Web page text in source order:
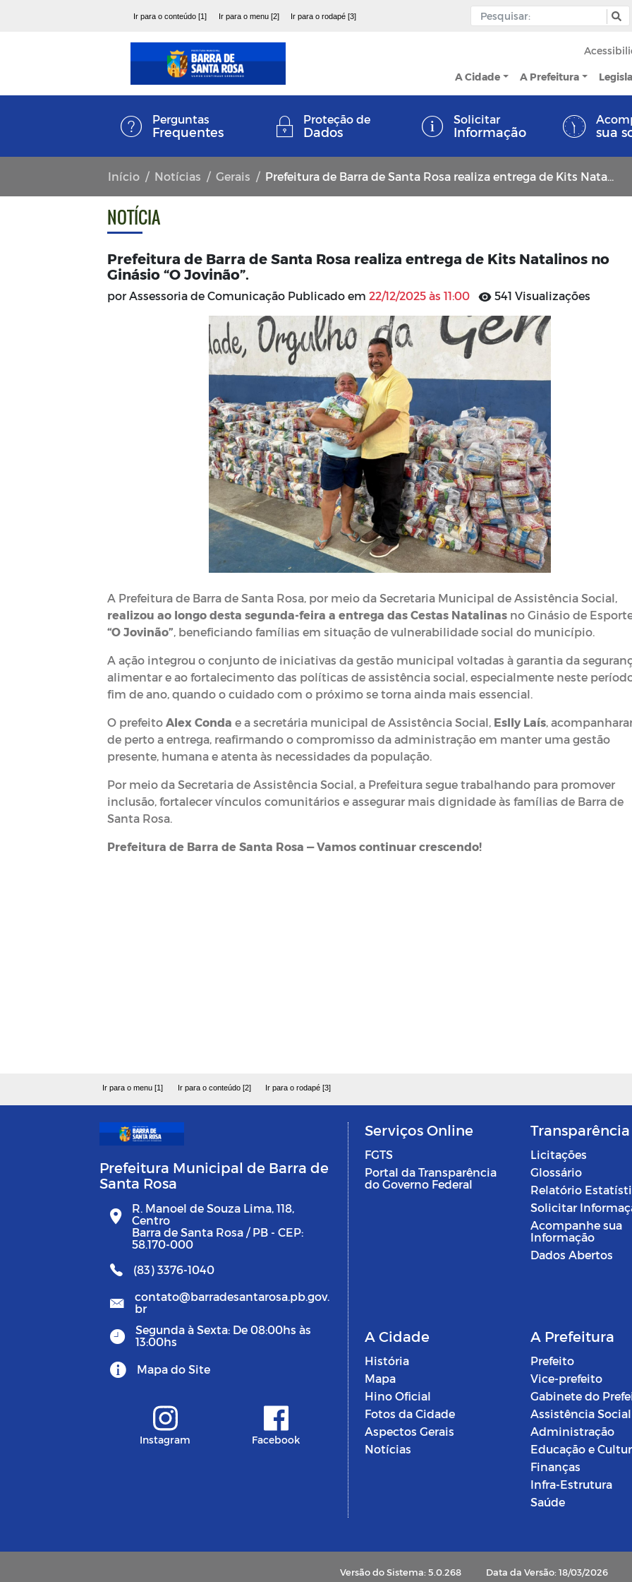
Ir para o conteúdo [1] Ir para o menu [2] Ir para o rodapé [3]
A Cidade A Prefeitura
Perguntas
Frequentes
Proteção de
Dados
Solicitar
Informação sua
Início Notícias Gerais Prefeitura de Barra de Santa Rosa realiza entrega de Kits Natalinos no Ginásio “O Jovinão”.
NOTÍCIA
Prefeitura de Barra de Santa Rosa realiza entrega de Kits Natalinos no
Ginásio “O Jovinão”.
por Assessoria de Comunicação Publicado em 22/12/2025 às 11:00 541 Visualizações
A Prefeitura de Barra de Santa Rosa, por meio da Secretaria Municipal de Assistência Social,
realizou ao longo desta segunda-feira a entrega das Cestas Natalinas no Ginásio de
“O Jovinão” , beneficiando famílias em situação de vulnerabilidade social do município.
A ação integrou o conjunto de iniciativas da gestão municipal voltadas à garantia da
alimentar e ao fortalecimento das políticas de assistência social, especialmente neste
fim de ano, quando o cuidado com o próximo se torna ainda mais essencial.
O prefeito Alex Conda e a secretária municipal de Assistência Social, Eslly Laís ,
de perto a entrega, reafirmando o compromisso da administração em manter uma gestão
presente, humana e atenta às necessidades da população.
Por meio da Secretaria de Assistência Social, a Prefeitura segue trabalhando para promover
inclusão, fortalecer vínculos comunitários e assegurar mais dignidade às famílias de Barra de
Santa Rosa.
Prefeitura de Barra de Santa Rosa — Vamos continuar crescendo!
Ir para o menu [1] Ir para o conteúdo [2] Ir para o rodapé [3]
Prefeitura Municipal de Barra de
Santa Rosa
R. Manoel de Souza Lima, 118,
Centro
Barra de Santa Rosa / PB - CEP:
58.170-000
(83) 3376-1040
contato@barradesantarosa.pb.gov.
br
Segunda à Sexta: De 08:00hs às
13:00hs
Mapa do Site
Instagram Facebook
Serviços Online
FGTS
Portal da Transparência
do Governo Federal
Transparência
Licitações
Glossário
Relatório
Solicitar
Acompanhe sua
Informação
Dados Abertos
A Cidade
História
Mapa
Hino Oficial
Fotos da Cidade
Aspectos Gerais
Notícias
A Prefeitura
Prefeito
Vice-prefeito
Gabinete do
Assistência Social
Administração
Educação e
Finanças
Infra-Estrutura
Saúde
Versão do Sistema: 5.0.268 Data da Versão: 18/03/2026